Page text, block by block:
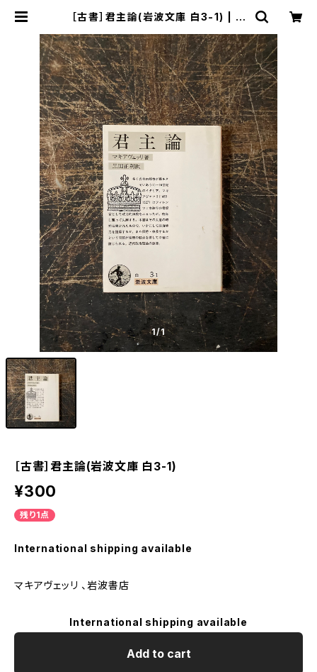
［古書］君主論(岩波文庫 白3-1) | ま
1/1
［古書］君主論(岩波文庫 白3-1)
¥300
残り1点
International shipping available
マキアヴェッリ 、岩波書店
International shipping available
Add to cart